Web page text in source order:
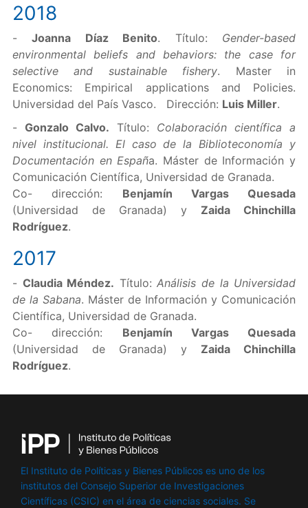
2018
-Joanna Díaz Benito. Título: Gender-based
environmental beliefs and behaviors: the case for
selective and sustainable fishery. Master in
Economics: Empirical applications and Policies.
Universidad del País Vasco. Dirección: Luis Miller.
- Gonzalo Calvo. Título: Colaboración científica a
nivel institucional. El caso de la Biblioteconomía y
Documentación en España. Máster de Información y
Comunicación Científica, Universidad de Granada.
Co- dirección: Benjamín Vargas Quesada
(Universidad de Granada) y Zaida Chinchilla
Rodríguez.
2017
- Claudia Méndez. Título:Análisis de la Universidad
de la Sabana. Máster de Información y Comunicación
Científica, Universidad de Granada.
Co- dirección: Benjamín Vargas Quesada
(Universidad de Granada) y Zaida Chinchilla
Rodríguez.
El Instituto de Políticas y Bienes Públicos es uno de los
institutos del Consejo Superior de Investigaciones
Científicas (CSIC) en el área de ciencias sociales. Se